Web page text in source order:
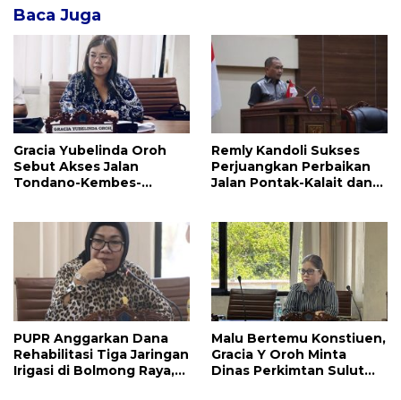
Baca Juga
Gracia Yubelinda Oroh
Sebut Akses Jalan
Tondano-Kembes-
Remly Kandoli Sukses
Perjuangkan Perbaikan
Jalan Pontak-Kalait dan
PUPR Anggarkan Dana
Rehabilitasi Tiga Jaringan
Irigasi di Bolmong Raya,
Malu Bertemu Konstiuen,
Gracia Y Oroh Minta
Dinas Perkimtan Sulut